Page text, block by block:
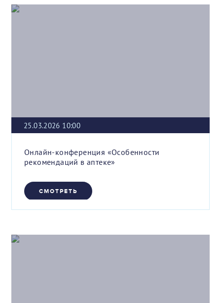
25.03.2026 10:00
Онлайн-конференция «Особенности
рекомендаций в аптеке»
СМОТРЕТЬ